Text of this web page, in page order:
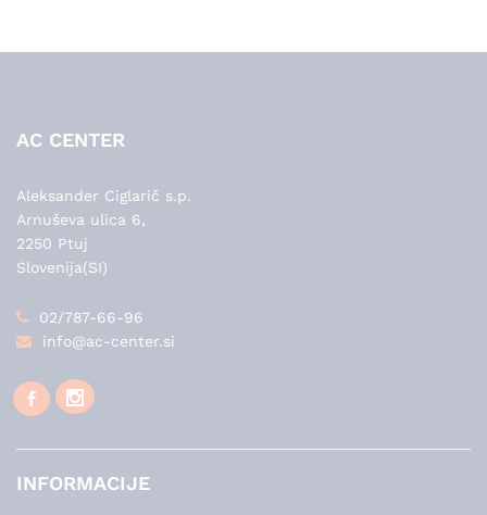
AC CENTER
Aleksander Ciglarič s.p.
Arnuševa ulica 6,
2250 Ptuj
Slovenija(SI)
02/787-66-96
info@ac-center.si
INFORMACIJE